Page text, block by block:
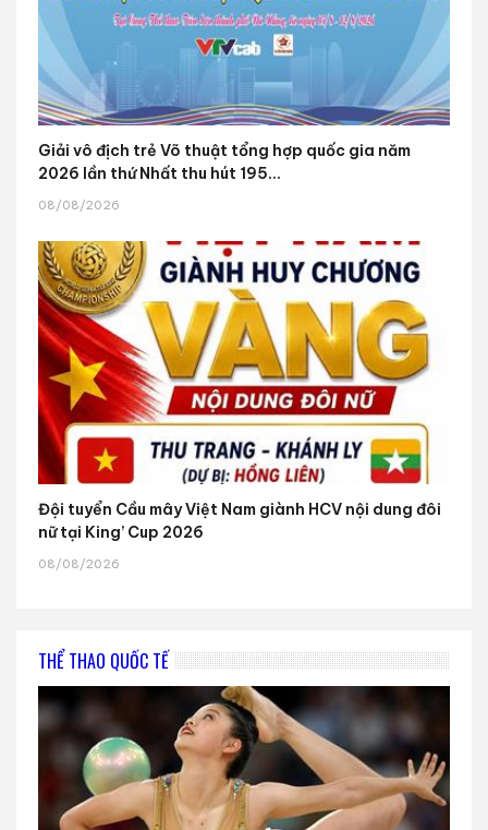
Giải vô địch trẻ Võ thuật tổng hợp quốc gia năm
2026 lần thứ Nhất thu hút 195...
08/08/2026
Đội tuyển Cầu mây Việt Nam giành HCV nội dung đôi
nữ tại King’ Cup 2026
08/08/2026
THỂ THAO QUỐC TẾ